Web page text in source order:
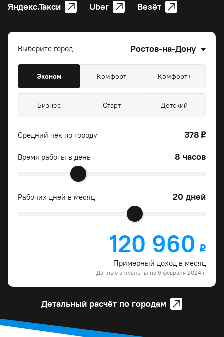
Яндекс.Такси
Uber Везёт
Выберите город Ростов-на-Дону
Эконом Комфорт Комфорт+
Бизнес Старт Детский
Средний чек по городу 378 o
Время работы в день 8 часов
Рабочих дней в месяц 20 дней
Примерный доход в месяц
120 960 o
Данные актуальны на 6 февраля 2024 г.
Детальный расчёт по городам